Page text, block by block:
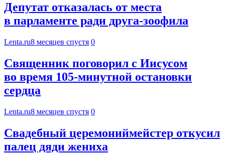
Депутат отказалась от места
в парламенте ради друга-зоофила
Lenta.ru8 месяцев спустя 0
Священник поговорил с Иисусом
во время 105-минутной остановки
сердца
Lenta.ru8 месяцев спустя 0
Свадебный церемониймейстер откусил
палец дяди жениха